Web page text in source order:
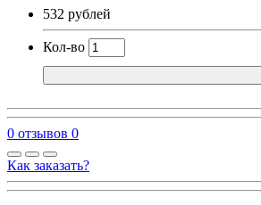
532 рублей
Кол-во
0 отзывов 0
Как заказать?